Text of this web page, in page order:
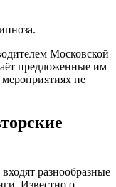
Московской
предложенные им
не
разнообразные
Известно о